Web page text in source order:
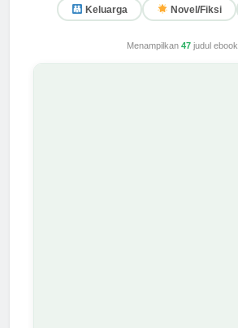
Keluarga Novel/Fiksi
Menampilkan 47judul ebook